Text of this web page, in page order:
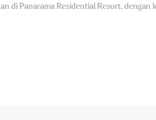
di Panarama Residential Resort,